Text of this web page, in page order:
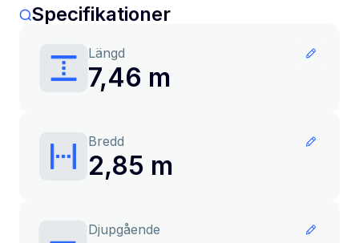
Specifikationer
Längd
7,46 m
Bredd
2,85 m
Djupgående